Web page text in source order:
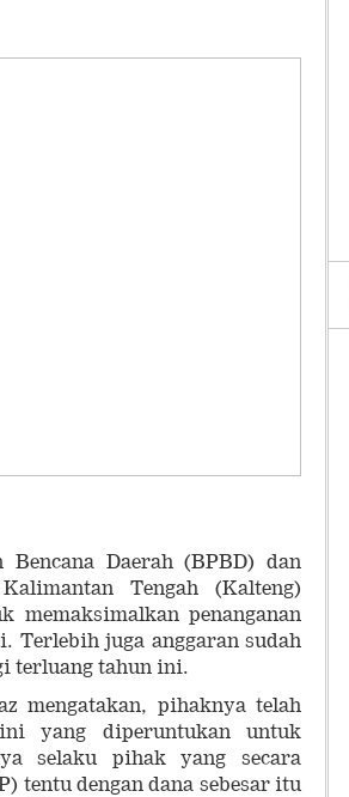
Bencana Daerah (BPBD) dan
Tengah (Kalteng)
memaksimalkan penanganan
Terlebih juga anggaran sudah
terluang tahun ini.
mengatakan, pihaknya telah
yang diperuntukan untuk
selaku pihak yang secara
tentu dengan dana sebesar itu